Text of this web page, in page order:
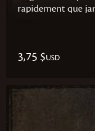
rapidement que
3,75 $USD